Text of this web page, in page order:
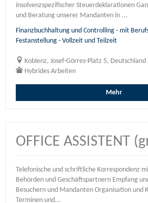
insolvenzspezifischer Steuerdeklarationen
und Beratung unserer Mandanten in ...
Finanzbuchhaltung und Controlling - mit
Festanstellung - Vollzeit und Teilzeit
Koblenz, Josef-Görres-Platz 5, Deutschland
Hybrides Arbeiten
Mehr
OFFICE ASSISTENT
Telefonische und schriftliche Korrespondenz
Behörden und Geschäftspartnern Empfang
Besuchern und Mandanten Organisation und
Terminen und...